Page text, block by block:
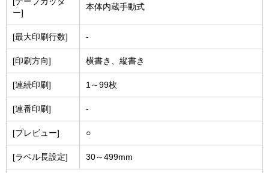
ー]
本体内蔵手動式
[最大印刷行数] -
[印刷方向] 横書き、縦書き
[連続印刷] 1～99枚
[連番印刷] -
[プレビュー] ○
[ラベル長設定] 30～499mm